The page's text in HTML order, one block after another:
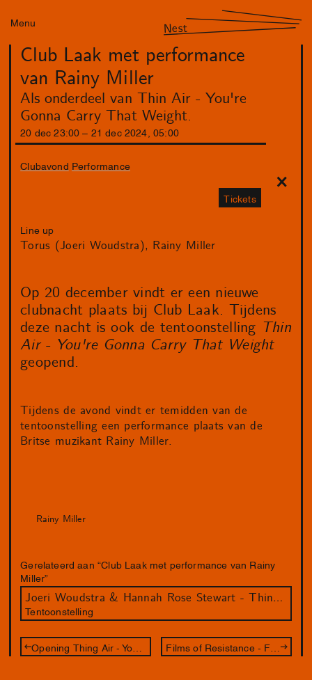
Menu Nest
Club Laak met performance
van Rainy Miller
Als onderdeel van Thin Air - You're
Gonna Carry That Weight.
20 dec 23 :00 21 dec 2024 05 : 00
Clubavond Performance
Tickets
Line up
Torus (Joeri Woudstra) Rainy Miller
Op 20 december vindt er een nieuwe
clubnacht plaats bij Club Laak. Tijdens
deze nacht is ook de tentoonstelling Thin
Air - You're Gonna Carry That Weight
geopend.
Tijdens de avond vindt er temidden van de
tentoonstelling een performance plaats van de
Britse muzikant Rainy Miller.
Rainy Miller
Gerelateerd aan “Club Laak met performance van Rainy
Miller”
Joeri Woudstra & Hannah Rose Stewart - Thin Air - You're Gonna Carry That Weight
Tentoonstelling